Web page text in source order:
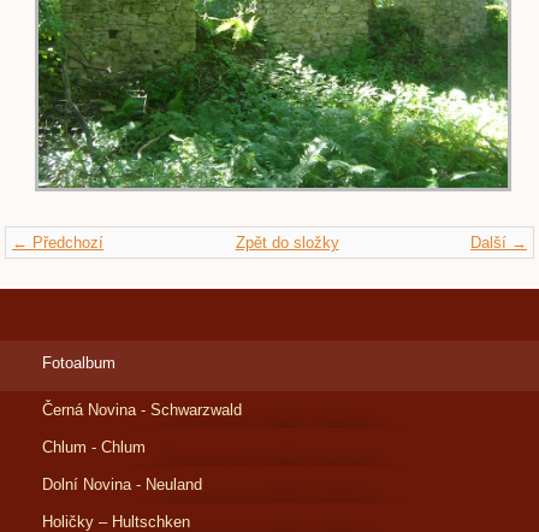
← Předchozí Další →
Zpět do složky
Fotoalbum
Černá Novina - Schwarzwald
Chlum - Chlum
Dolní Novina - Neuland
Holičky – Hultschken